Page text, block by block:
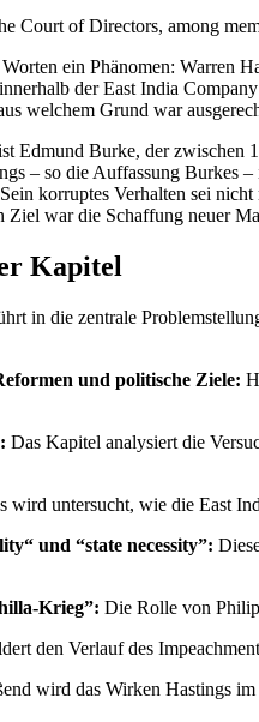
Court of Directors, among
ein Phänomen: Warren
der East India
welchem Grund war
Edmund Burke, der zwischen
– so die Auffassung Burkes
korruptes Verhalten sei
Ziel war die Schaffung neuer
Kapitel
in die zentrale
und politische Ziele:
Das Kapitel analysiert die
wird untersucht, wie die East
und “state necessity”:
Krieg”: Die Rolle von
den Verlauf des
wird das Wirken Hastings